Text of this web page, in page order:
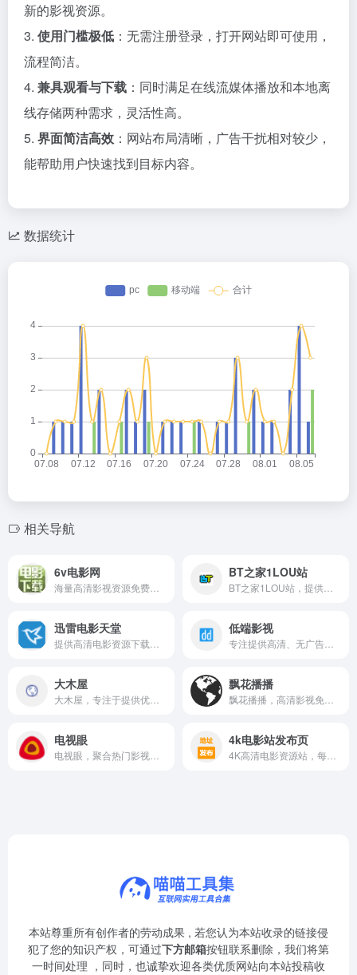
新的影视资源。
3. 使用门槛极低 ：无需注册登录，打开网站即可使用，
流程简洁。
4. 兼具观看与下载 ：同时满足在线流媒体播放和本地离
线存储两种需求，灵活性高。
5. 界面简洁高效 ：网站布局清晰，广告干扰相对较少，
能帮助用户快速找到目标内容。
数据统计
相关导航
6v电影网 BT之家1LOU站
迅雷电影天堂 低端影视
大木屋 飘花播播
电视眼 4k电影站发布页
本站尊重所有创作者的劳动成果 , 若您认为本站收录的链接侵
犯了您的知识产权，可通过下方邮箱按钮联系删除，我们将第
一时间处理 ，同时，也诚挚欢迎各类优质网站向本站投稿收